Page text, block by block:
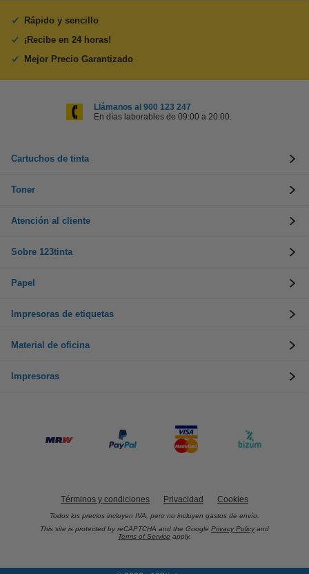
Rápido y sencillo
¡Recibe en 24 horas!
Mejor Precio Garantizado
Llámanos al 900 123 247
En días laborables de 09:00 a 20:00.
Cartuchos de tinta
Toner
Atención al cliente
Sobre 123tinta
Papel
Impresoras de etiquetas
Material de oficina
Impresoras
Términos y condiciones Privacidad Cookies
Todos los precios incluyen IVA, pero no incluyen gastos de envío.
This site is protected by reCAPTCHA and the Google Privacy Policy and
Terms of Service apply.